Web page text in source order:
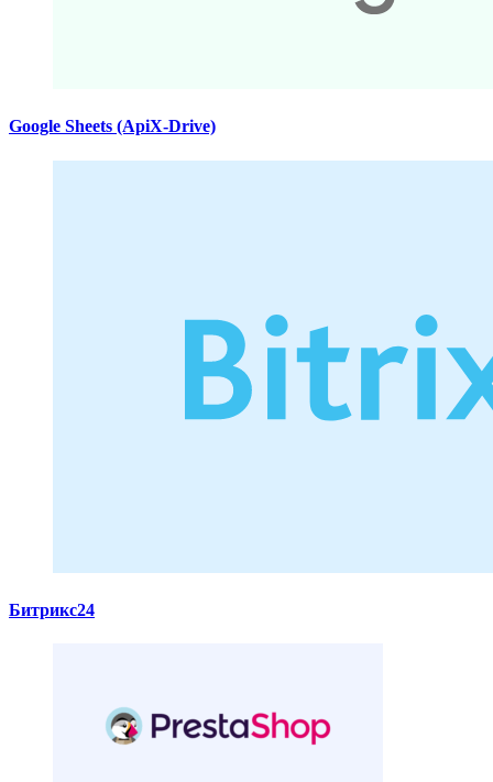
Google Sheets (ApiX-Drive)
Битрикс24